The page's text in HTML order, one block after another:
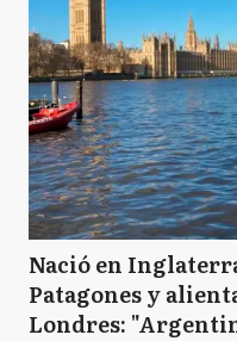
Nació en
Patagones y
Londres: